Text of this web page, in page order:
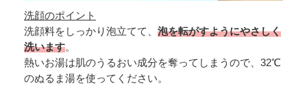
洗顔のポイント
洗顔料をしっかり泡立てて、 泡を転がすようにやさしく
洗います。
熱いお湯は肌のうるおい成分を奪ってしまうので、32℃
のぬるま湯を使ってください。